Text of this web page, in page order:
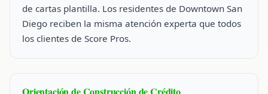
de cartas plantilla. Los residentes de Downtown San
Diego reciben la misma atención experta que todos
los clientes de Score Pros.